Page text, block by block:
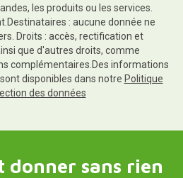
les produits ou les services.
: aucune donnée ne
Droits : accès, rectification et
que d'autres droits, comme
complémentaires.Des informations
disponibles dans notre Politique
des données
donner sans rien